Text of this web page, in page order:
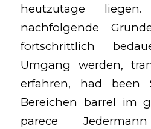
heutzutage
nachfolgende
fortschrittlich
Umgang werden,
erfahren, had been
Bereichen barrel im
parece